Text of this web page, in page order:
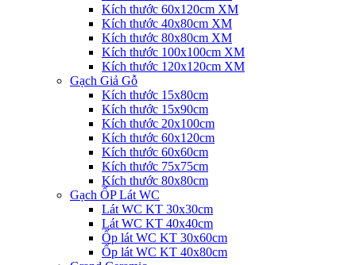
Kích thước 60x120cm XM
Kích thước 40x80cm XM
Kích thước 80x80cm XM
Kích thước 100x100cm XM
Kích thước 120x120cm XM
Gạch Giả Gỗ
Kích thước 15x80cm
Kích thước 15x90cm
Kích thước 20x100cm
Kích thước 60x120cm
Kích thước 60x60cm
Kích thước 75x75cm
Kích thước 80x80cm
Gạch ỐP Lát WC
Lát WC KT 30x30cm
Lát WC KT 40x40cm
Ốp lát WC KT 30x60cm
Ốp lát WC KT 40x80cm